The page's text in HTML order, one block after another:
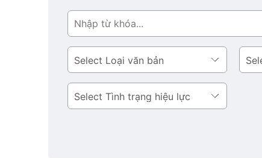
Tìm
Loại
văn
bản
Lĩnh
vực
Tình
trạng